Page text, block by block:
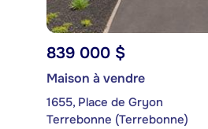
839 000 $
Maison à vendre
1655, Place de Gryon
Terrebonne (Terrebonne)